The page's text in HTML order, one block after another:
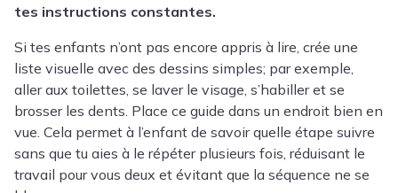
tes instructions constantes.
Si tes enfants n’ont pas encore appris à lire, crée une
liste visuelle avec des dessins simples; par exemple,
aller aux toilettes, se laver le visage, s’habiller et se
brosser les dents. Place ce guide dans un endroit bien en
vue. Cela permet à l’enfant de savoir quelle étape suivre
sans que tu aies à le répéter plusieurs fois, réduisant le
travail pour vous deux et évitant que la séquence ne se